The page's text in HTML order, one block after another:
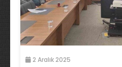
2 Aralık 2025